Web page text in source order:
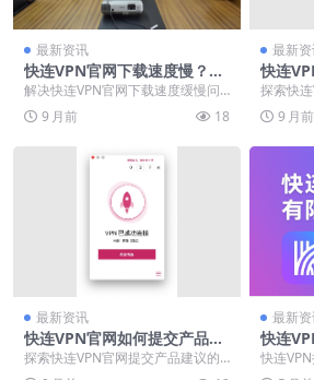
最新资讯
快连VPN官网下载速度慢？20
25年高速镜像与迅雷链接分享
解决快连VPN官网下载速度缓慢问
题，本文提供2025年已验证的高速
下载方案。针对...
9 月前 18
最新
快连
封
探索快
安全方
特征并规
9 月前
最新资讯
快连VPN官网如何提交产品建
议？用户反馈与功能投票指南
探索快连VPN官网提交产品建议的
高效路径与创新机制。通过官网反
最新
快连
文件迁
快连
步与迁